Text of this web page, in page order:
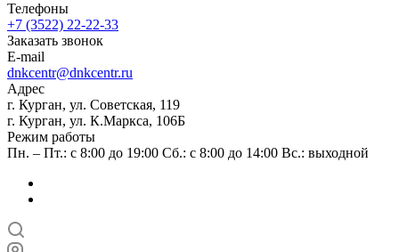
Телефоны
+7 (3522) 22-22-33
Заказать звонок
E-mail
dnkcentr@dnkcentr.ru
Адрес
г. Курган, ул. Советская, 119
г. Курган, ул. К.Маркса, 106Б
Режим работы
Пн. – Пт.: с 8:00 до 19:00 Сб.: с 8:00 до 14:00 Вс.: выходной